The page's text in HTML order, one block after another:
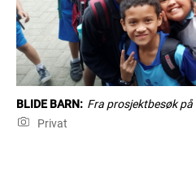
BLIDE BARN: Fra prosjektbesøk på
Privat